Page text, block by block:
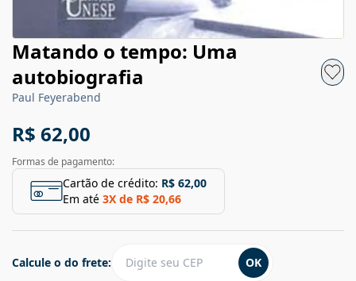
Matando o tempo: Uma
autobiografia
Paul Feyerabend
R$ 62,00
Formas de pagamento:
Cartão de crédito: R$ 62,00
Em até 3X de R$ 20,66
Calcule o do frete: OK